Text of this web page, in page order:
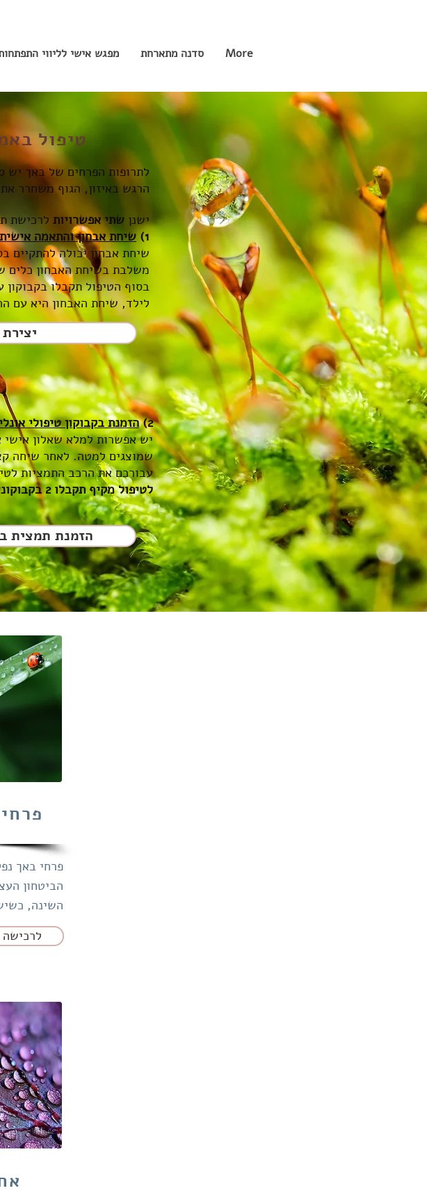
מפגש אישי לליווי סדנה מתארחת More
טיפול
לתרופות הפרחים של באך יש
הרגש באיזון, הגוף משחרר
ישנן שתי אפשרויות לרכישת
1) שיחת אבחון והתאמה
שיחת אבחון יכולה להתקיים
משלבת בשיחת האבחון כלים
בסוף הטיפול תקבלו
לילד, שיחת האבחון היא עם
2) הזמנת בקבוקון טיפולי
יש אפשרות למלא שאלון אישי
שמוצגים למטה. לאחר שיחה
עבורכם את הרכב התמציות
לטיפול מקיף תקבלו 2 בקבוקונים טיפוליים זהים (לאיסוף עצמי. )
הזמנת תמצית
פרחי באך
הביטחון
השינה,
לרכישה